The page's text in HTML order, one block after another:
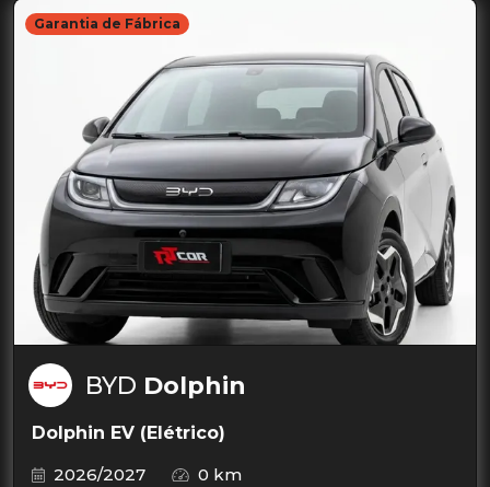
Garantia de Fábrica
BYD Dolphin
Dolphin EV (Elétrico)
2026/2027
0 km